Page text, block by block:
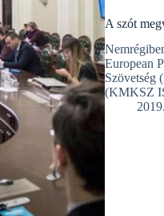
A szót
European
Szövetség
(KMKSZ